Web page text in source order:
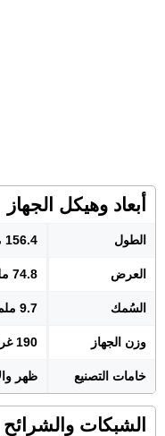
أبعاد وهيكل الجهاز
الطول 156.4 ملم
العرض 74.8 ملم
السُمك 9.7 ملم
وزن الجهاز 190 غرام
خامات التصنيع ظهر
الشبكات والشرائح